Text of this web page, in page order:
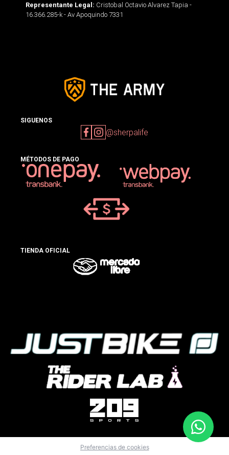
Representante Legal: Cristobal Octavio Alvarez Tapia -
16.366.285-k - Av Apoquindo 7331
SIGUENOS
@sherpalife
MÉTODOS DE PAGO
TIENDA OFICIAL
Preferencias de cookies